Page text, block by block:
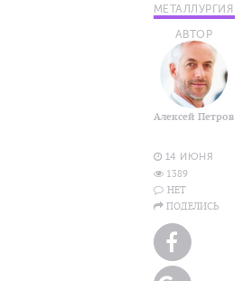
МЕТАЛЛУРГИЯ
АВТОР
Алексей Петров
14 ИЮНЯ
1389
НЕТ
ПОДЕЛИСЬ